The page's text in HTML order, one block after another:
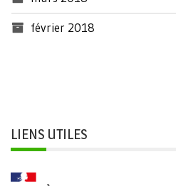
février 2018
LIENS UTILES